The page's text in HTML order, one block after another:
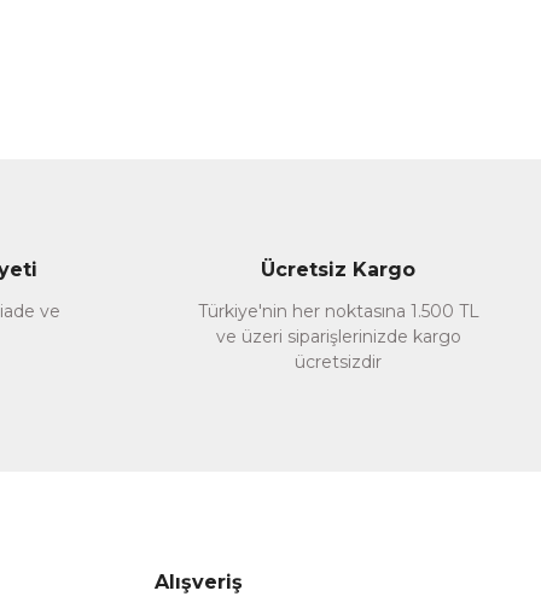
ve
Ücretsiz Kargo
Türkiye'nin her noktasına 1.500 TL
ve üzeri siparişlerinizde kargo
ücretsizdir
Alışveriş